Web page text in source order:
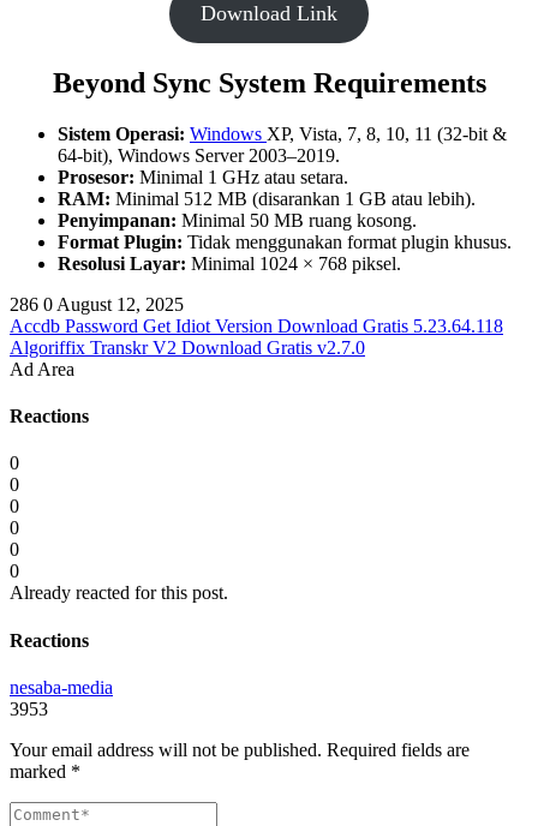
Download Link
Beyond Sync System Requirements
Sistem Operasi: Windows XP, Vista, 7, 8, 10, 11 (32-bit &
64-bit), Windows Server 2003–2019.
Prosesor: Minimal 1 GHz atau setara.
RAM: Minimal 512 MB (disarankan 1 GB atau lebih).
Penyimpanan: Minimal 50 MB ruang kosong.
Format Plugin: Tidak menggunakan format plugin khusus.
Resolusi Layar: Minimal 1024 × 768 piksel.
286 0 August 12, 2025
Accdb Password Get Idiot Version Download Gratis 5.23.64.118
Algoriffix Transkr V2 Download Gratis v2.7.0
Ad Area
Reactions
0
0
0
0
0
0
Already reacted for this post.
Reactions
nesaba-media
3953
Your email address will not be published. Required fields are
marked *